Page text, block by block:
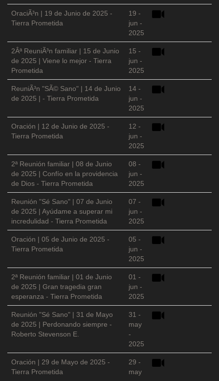
OraciÃ³n | 19 de Junio de 2025 -
Tierra Prometida
19 -
jun -
2025
2Âª ReuniÃ³n familiar | 15 de Junio
de 2025 | Viene lo mejor - Tierra
Prometida
15 -
jun -
2025
ReuniÃ³n "SÃ© Sano" | 14 de Junio
de 2025 | - Tierra Prometida
14 -
jun -
2025
Oración | 12 de Junio de 2025 -
Tierra Prometida
12 -
jun -
2025
2ª Reunión familiar | 08 de Junio
de 2025 | Confío en la providencia
de Dios - Tierra Prometida
08 -
jun -
2025
Reunión "Sé Sano" | 07 de Junio
de 2025 | Ayúdame a superar mi
incredulidad - Tierra Prometida
07 -
jun -
2025
Oración | 05 de Junio de 2025 -
Tierra Prometida
05 -
jun -
2025
2ª Reunión familiar | 01 de Junio
de 2025 | Gran tragedia gran
esperanza - Tierra Prometida
01 -
jun -
2025
Reunión "Sé Sano" | 31 de Mayo
de 2025 | Perdonando siempre -
Roberto Stevenson E.
31 -
may
-
2025
Oración | 29 de Mayo de 2025 -
Tierra Prometida
29 -
may